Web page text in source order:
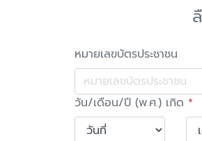
หมายเลขบัตรประชาชน
วัน/เดือน/ปี (พ.ศ.) เกิด *